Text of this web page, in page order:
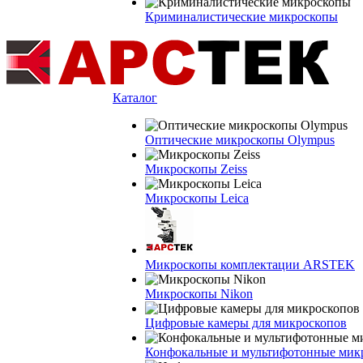
Криминалистические микроскопы
Каталог
Оптические микроскопы Olympus
Микроскопы Zeiss
Микроскопы Leica
Микроскопы комплектации ARSTEK
Микроскопы Nikon
Цифровые камеры для микроскопов
Конфокальные и мультифотонные